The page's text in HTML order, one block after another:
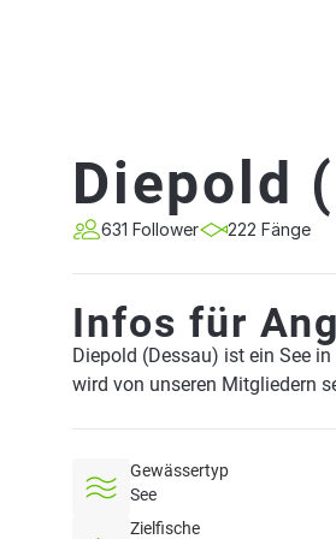
Diepold
631 Follower 222 Fänge
Infos für
Diepold (Dessau) ist ein See
wird von unseren Mitgliedern
Gewässertyp
See
Zielfische